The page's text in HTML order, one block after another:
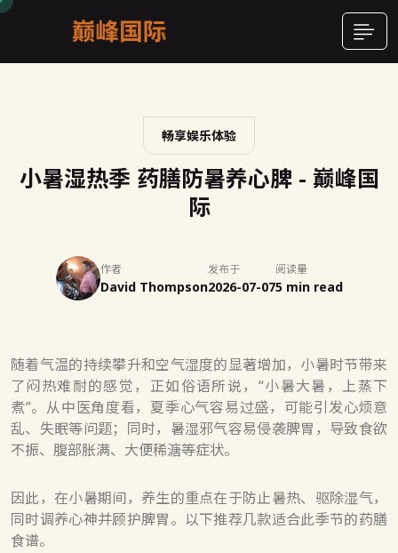
畅享娱乐体验
小暑湿热季 药膳防暑养心脾 - 巅峰国
际
作者
David Thompson
发布于
2026-07-07
阅读量
5 min read
随着气温的持续攀升和空气湿度的显著增加，小暑时节带来
了闷热难耐的感觉，正如俗语所说，“小暑大暑，上蒸下
煮”。从中医角度看，夏季心气容易过盛，可能引发心烦意
乱、失眠等问题；同时，暑湿邪气容易侵袭脾胃，导致食欲
不振、腹部胀满、大便稀溏等症状。
因此，在小暑期间，养生的重点在于防止暑热、驱除湿气，
同时调养心神并顾护脾胃。以下推荐几款适合此季节的药膳
食谱。